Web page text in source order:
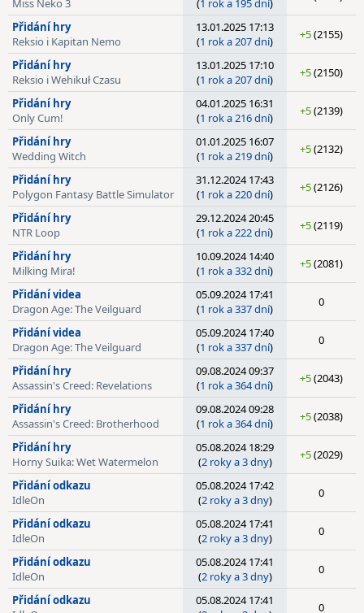
Miss Neko 3 (1 rok a 195 dní)
Přidání hry
Reksio i Kapitan Nemo
13.01.2025 17:13
(1 rok a 207 dní) +5(2155)
Přidání hry
Reksio i Wehikuł Czasu
13.01.2025 17:10
(1 rok a 207 dní) +5(2150)
Přidání hry
Only Cum!
04.01.2025 16:31
(1 rok a 216 dní) +5(2139)
Přidání hry
Wedding Witch
01.01.2025 16:07
(1 rok a 219 dní) +5(2132)
Přidání hry
Polygon Fantasy Battle Simulator
31.12.2024 17:43
(1 rok a 220 dní) +5(2126)
Přidání hry
NTR Loop
29.12.2024 20:45
(1 rok a 222 dní) +5(2119)
Přidání hry
Milking Mira!
10.09.2024 14:40
(1 rok a 332 dní) +5(2081)
Přidání videa
Dragon Age: The Veilguard
05.09.2024 17:41
(1 rok a 337 dní) 0
Přidání videa
Dragon Age: The Veilguard
05.09.2024 17:40
(1 rok a 337 dní) 0
Přidání hry
Assassin's Creed: Revelations
09.08.2024 09:37
(1 rok a 364 dní) +5(2043)
Přidání hry
Assassin's Creed: Brotherhood
09.08.2024 09:28
(1 rok a 364 dní) +5(2038)
Přidání hry
Horny Suika: Wet Watermelon
05.08.2024 18:29
(2 roky a 3 dny) +5(2029)
Přidání odkazu
IdleOn
05.08.2024 17:42
(2 roky a 3 dny) 0
Přidání odkazu
IdleOn
05.08.2024 17:41
(2 roky a 3 dny) 0
Přidání odkazu
IdleOn
05.08.2024 17:41
(2 roky a 3 dny) 0
Přidání odkazu
05.08.2024 17:41
0